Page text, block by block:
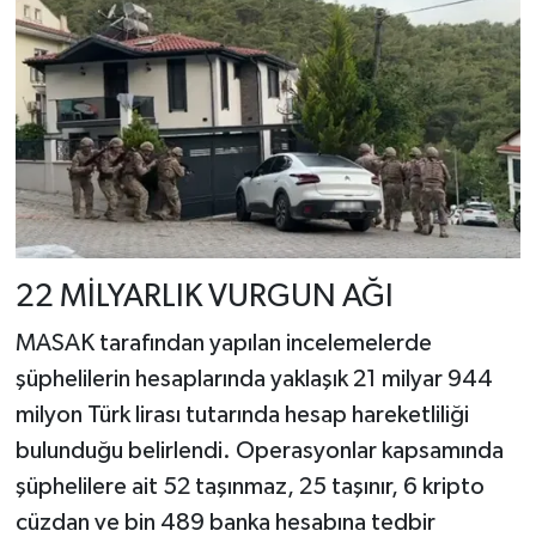
22 MİLYARLIK VURGUN AĞI
MASAK tarafından yapılan incelemelerde
şüphelilerin hesaplarında yaklaşık 21 milyar 944
milyon Türk lirası tutarında hesap hareketliliği
bulunduğu belirlendi. Operasyonlar kapsamında
şüphelilere ait 52 taşınmaz, 25 taşınır, 6 kripto
cüzdan ve bin 489 banka hesabına tedbir